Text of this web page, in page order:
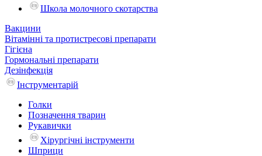
Школа молочного скотарства
Вакцини
Вітамінні та протистресові препарати
Гігієна
Гормональні препарати
Дезінфекція
Інструментарій
Голки
Позначення тварин
Рукавички
Хірургічні інструменти
Шприци